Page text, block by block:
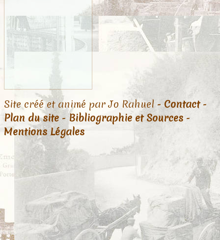
Site créé et animé par Jo Rahuel -Contact-
Plan du site -Bibliographie et Sources -
Mentions Légales